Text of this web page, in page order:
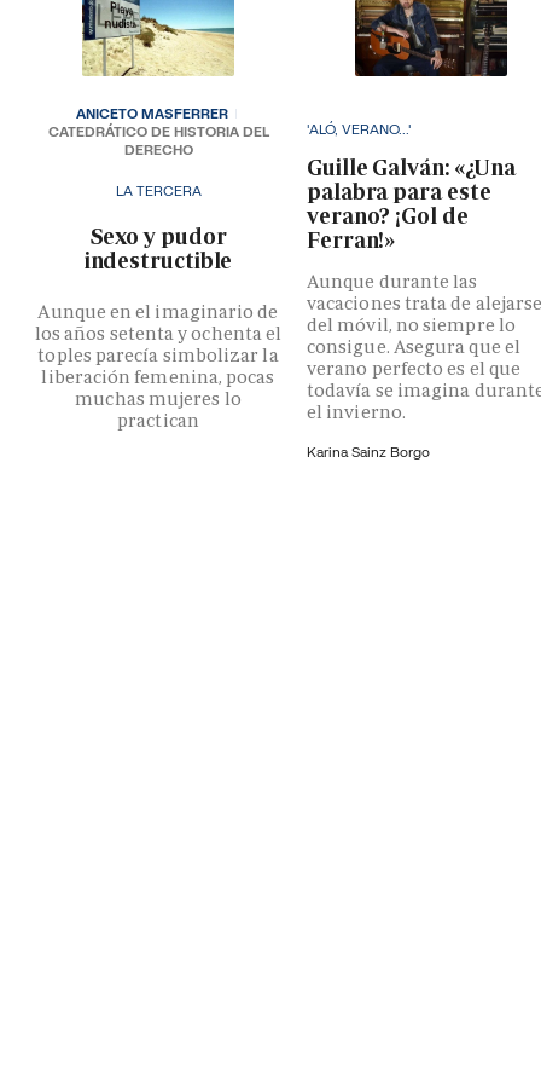
LA TERCERA
­Sexo y pudor
indestructible
Aunque en el imaginario de
los años setenta y ochenta el
toples parecía simbolizar la
liberación femenina, pocas
muchas mujeres lo
practican
ANICETO MASFERRER
CATEDRÁTICO DE HISTORIA DEL
DERECHO
'ALÓ, VERANO...'
Guille Galván: «¿Una
palabra para este
verano? ¡Gol de
Ferran!»
Aunque durante las
vacaciones trata de
del móvil, no siempre lo
consigue. Asegura que el
verano perfecto es el que
todavía se imagina
el invierno.
Karina Sainz Borgo